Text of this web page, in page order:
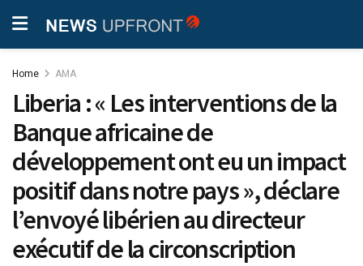
Home AMA
Liberia : « Les interventions de la
Banque africaine de
développement ont eu un impact
positif dans notre pays », déclare
l’envoyé libérien au directeur
exécutif de la circonscription